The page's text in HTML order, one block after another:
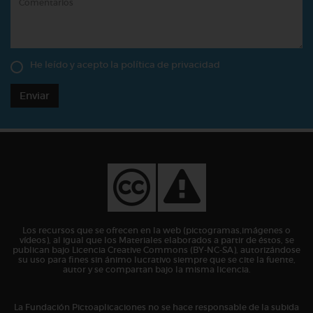
He leído y acepto la política de privacidad
Enviar
Los recursos que se ofrecen en la web (pictogramas,imágenes o
vídeos), al igual que los Materiales elaborados a partir de éstos, se
publican bajo Licencia Creative Commons (BY-NC-SA), autorizándose
su uso para fines sin ánimo lucrativo siempre que se cite la fuente,
autor y se compartan bajo la misma licencia.
La Fundación Pictoaplicaciones no se hace responsable de la subida